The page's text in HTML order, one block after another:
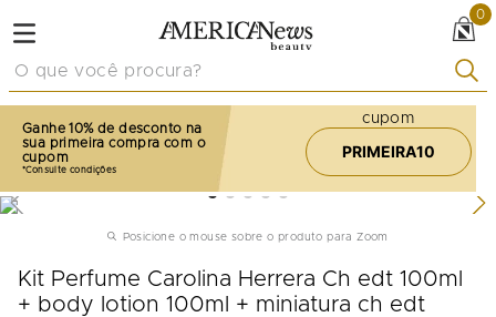
0
Ganhe 10% de desconto na
sua primeira compra com o
cupom
cupom
PRIMEIRA10
Posicione o mouse sobre o produto para Zoom
Kit Perfume Carolina Herrera Ch edt 100ml
+ body lotion 100ml + miniatura ch edt